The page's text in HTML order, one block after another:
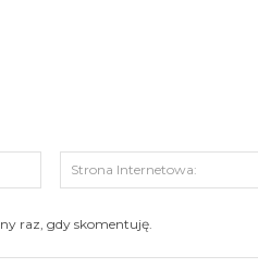
mail:
raz, gdy skomentuję.